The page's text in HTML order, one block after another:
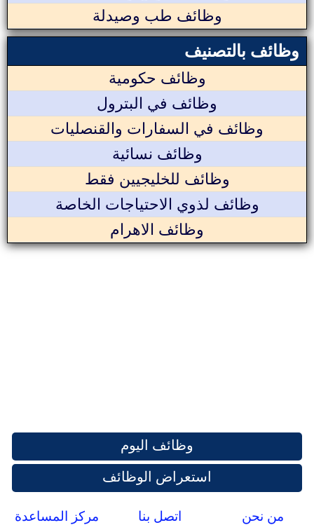
وظائف طب وصيدلة
وظائف بالتصنيف
وظائف حكومية
وظائف في البترول
وظائف في السفارات والقنصليات
وظائف نسائية
وظائف للخليجيين فقط
وظائف لذوي الاحتياجات الخاصة
وظائف الاهرام
وظائف اليوم
استعراض الوظائف
من نحن اتصل بنا مركز المساعدة